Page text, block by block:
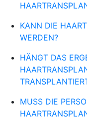
KANN DIE
WERDEN?
HÄNGT DAS
MUSS DIE